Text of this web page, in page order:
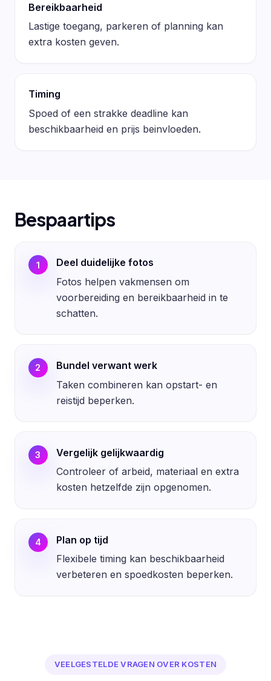
Bereikbaarheid
Lastige toegang, parkeren of planning kan
extra kosten geven.
Timing
Spoed of een strakke deadline kan
beschikbaarheid en prijs beinvloeden.
Bespaartips
1
Deel duidelijke fotos
Fotos helpen vakmensen om
voorbereiding en bereikbaarheid in te
schatten.
2
Bundel verwant werk
Taken combineren kan opstart- en
reistijd beperken.
3
Vergelijk gelijkwaardig
Controleer of arbeid, materiaal en extra
kosten hetzelfde zijn opgenomen.
4
Plan op tijd
Flexibele timing kan beschikbaarheid
verbeteren en spoedkosten beperken.
VEELGESTELDE VRAGEN OVER KOSTEN